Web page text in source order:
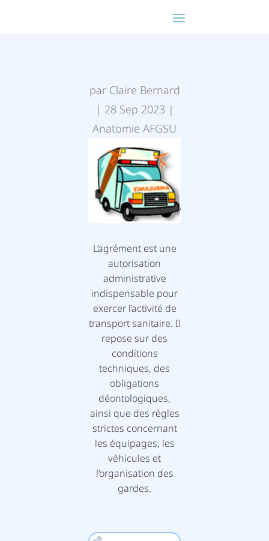
par Claire Bernard
| 28 Sep 2023 |
Anatomie AFGSU
L’agrément est une
autorisation
administrative
indispensable pour
exercer l’activité de
transport sanitaire. Il
repose sur des
conditions
techniques, des
obligations
déontologiques,
ainsi que des règles
strictes concernant
les équipages, les
véhicules et
l’organisation des
gardes.